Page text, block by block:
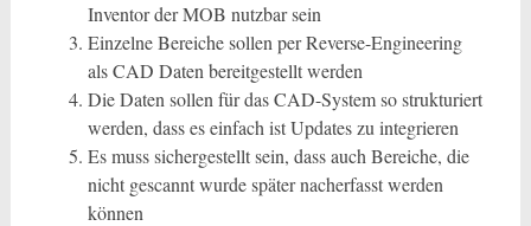
Inventor der MOB nutzbar sein
Einzelne Bereiche sollen per Reverse-Engineering
als CAD Daten bereitgestellt werden
Die Daten sollen für das CAD-System so strukturiert
werden, dass es einfach ist Updates zu integrieren
Es muss sichergestellt sein, dass auch Bereiche, die
nicht gescannt wurde später nacherfasst werden
können